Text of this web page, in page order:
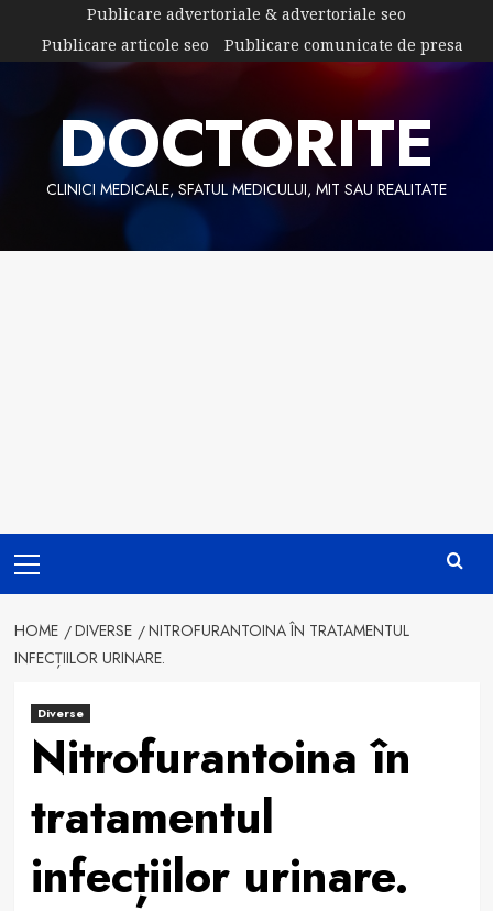
content
Publicare advertoriale & advertoriale seo
Publicare articole seo
Publicare comunicate de presa
DOCTORITE
CLINICI MEDICALE, SFATUL MEDICULUI, MIT SAU REALITATE
Menu
HOME DIVERSE
NITROFURANTOINA ÎN TRATAMENTUL
INFECȚIILOR URINARE.
Diverse
Nitrofurantoina în
tratamentul
infecțiilor urinare.